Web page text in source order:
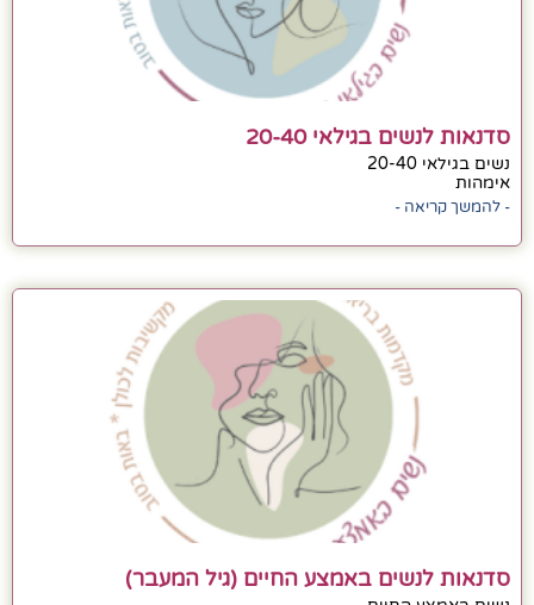
סדנאות לנשים בגילאי 20-40
נשים בגילאי 20-40
אימהות
- להמשך קריאה -
סדנאות לנשים באמצע החיים (גיל המעבר)